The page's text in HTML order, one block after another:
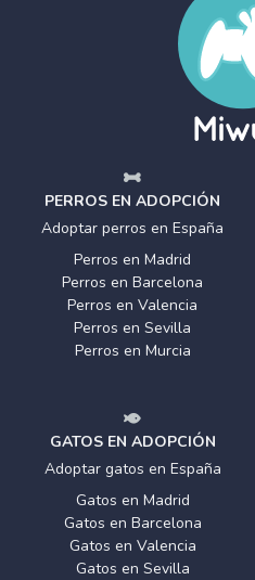
PERROS EN ADOPCIÓN
Adoptar perros en España
Perros en Madrid
Perros en Barcelona
Perros en Valencia
Perros en Sevilla
Perros en Murcia
GATOS EN ADOPCIÓN
Adoptar gatos en España
Gatos en Madrid
Gatos en Barcelona
Gatos en Valencia
Gatos en Sevilla